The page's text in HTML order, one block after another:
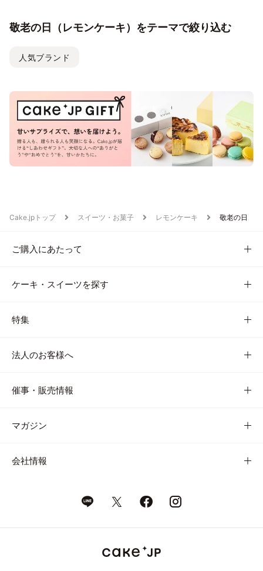
敬老の日（レモンケーキ）をテーマで絞り込む
人気ブランド
Cake.jpトップ スイーツ・お菓子 レモンケーキ 敬老の日
ご購入にあたって
ケーキ・スイーツを探す
特集
法人のお客様へ
催事・販売情報
マガジン
会社情報